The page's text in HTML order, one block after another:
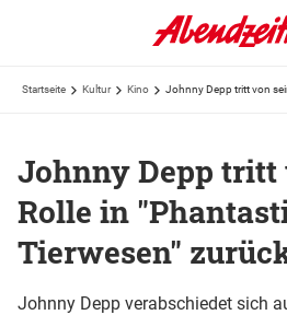
Startseite Kultur Kino
Johnny Depp tritt
Rolle in
Tierwesen"
Johnny Depp verabschiedet sich